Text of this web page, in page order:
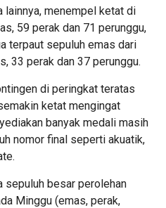
lainnya, menempel ketat di
59 perak dan 71 perunggu,
terpaut sepuluh emas dari
33 perak dan 37 perunggu.
di peringkat teratas
ketat mengingat
banyak medali masih
nomor final seperti akuatik,
sepuluh besar perolehan
Minggu (emas, perak,